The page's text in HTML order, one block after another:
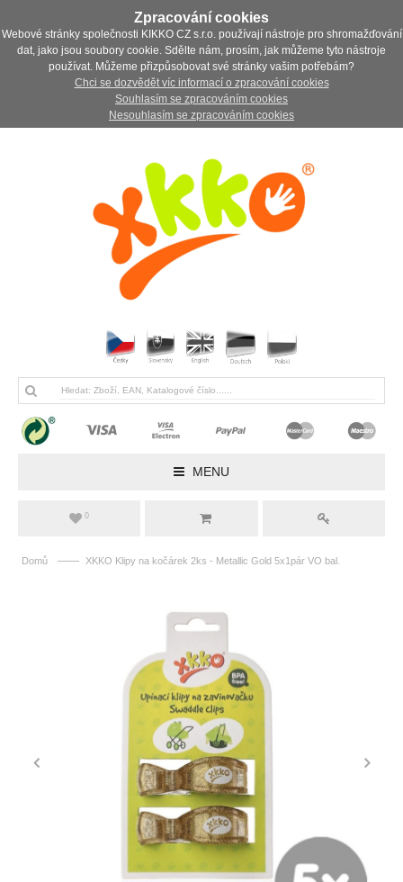
Zpracování cookies
Webové stránky společnosti KIKKO CZ s.r.o. používají nástroje pro shromažďování
dat, jako jsou soubory cookie. Sdělte nám, prosím, jak můžeme tyto nástroje
používat. Můžeme přizpůsobovat své stránky vašim potřebám?
Chci se dozvědět víc informací o zpracování cookies
Souhlasím se zpracováním cookies
Nesouhlasím se zpracováním cookies
MENU
0
Domů —— XKKO Klipy na kočárek 2ks - Metallic Gold 5x1pár VO bal.